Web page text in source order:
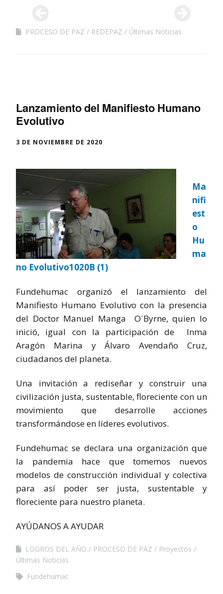
PROCESO DE PAZ REDEPAZ Últimas Noticias
Lanzamiento del Manifiesto Humano
Evolutivo
3 DE NOVIEMBRE DE 2020
Ma
nifi
est
o
Hu
ma
no Evolutivo1020B (1)
Fundehumac organizó el lanzamiento del
Manifiesto Humano Evolutivo con la presencia
del Doctor Manuel Manga O´Byrne, quien lo
inició, igual con la participación de Inma
Aragón Marina y Álvaro Avendaño Cruz,
ciudadanos del planeta.
Una invitación a rediseñar y construir una
civilización justa, sustentable, floreciente con un
movimiento que desarrolle acciones
transformándose en líderes evolutivos.
Fundehumac se declara una organización que
la pandemia hace que tomemos nuevos
modelos de construcción individual y colectiva
para así poder ser justa, sustentable y
floreciente para nuestro planeta.
AYÚDANOS A AYUDAR
LOGROS DEL AÑO PROCESO DE PAZ
Proyectos
Últimas Noticias
Fundehumac